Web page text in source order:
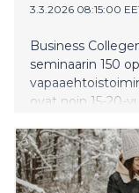
3.3.2026 08:15:00
Business
seminaarin 150
ovat noin 15-20-
aikana
auttamaan